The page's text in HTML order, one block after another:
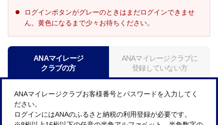
ログインボタンがグレーのときはまだログインできませ
ん。黄色になるまで少々お待ちください。
ANAマイレージ
クラブの方
ANAマイレージクラブに
登録していない方
ANAマイレージクラブお客様番号とパスワードを入力してく
ださい。
ログインにはANAのふるさと納税の利用登録が必要です。